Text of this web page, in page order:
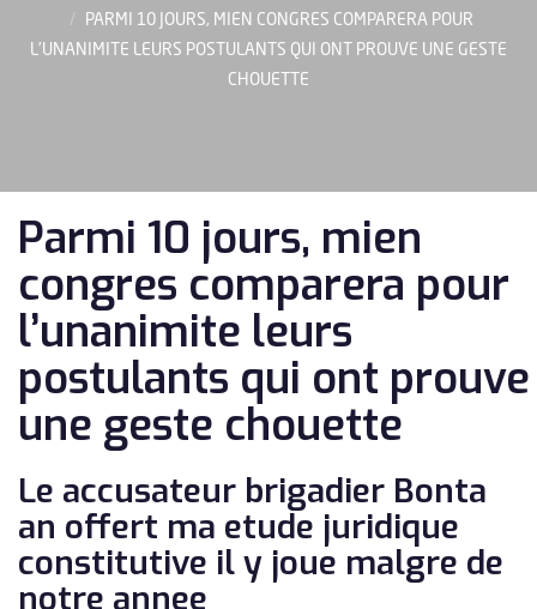
PARMI 10 JOURS, MIEN CONGRES COMPARERA POUR
L’UNANIMITE LEURS POSTULANTS QUI ONT PROUVE UNE GESTE
CHOUETTE
Parmi 10 jours, mien
congres comparera pour
l’unanimite leurs
postulants qui ont prouve
une geste chouette
Le accusateur brigadier Bonta
an offert ma etude juridique
constitutive il y joue malgre de
notre annee